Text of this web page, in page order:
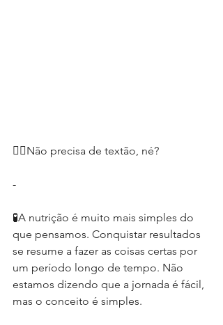
👍🏻Não precisa de textão, né?
-
🧪A nutrição é muito mais simples do
que pensamos. Conquistar resultados
se resume a fazer as coisas certas por
um período longo de tempo. Não
estamos dizendo que a jornada é fácil,
mas o conceito é simples.